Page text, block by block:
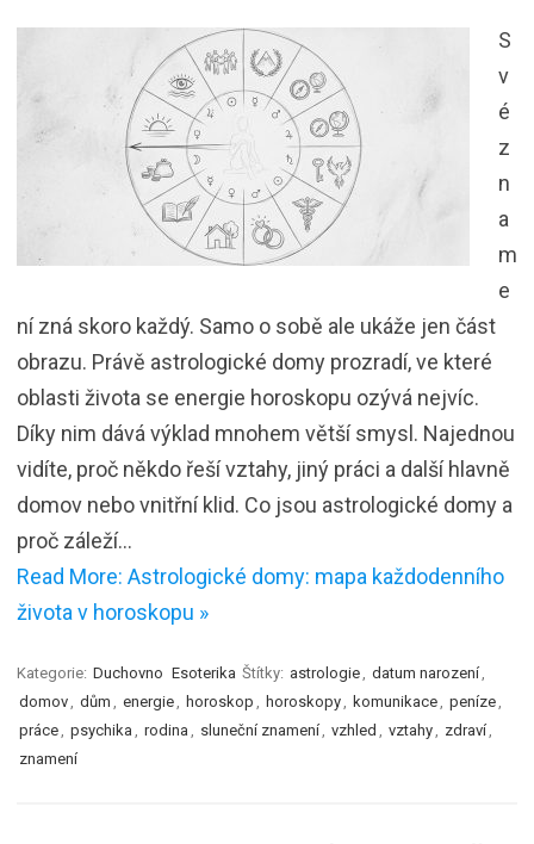
S
v
é
z
n
a
m
e
ní zná skoro každý. Samo o sobě ale ukáže jen část
obrazu. Právě astrologické domy prozradí, ve které
oblasti života se energie horoskopu ozývá nejvíc.
Díky nim dává výklad mnohem větší smysl. Najednou
vidíte, proč někdo řeší vztahy, jiný práci a další hlavně
domov nebo vnitřní klid. Co jsou astrologické domy a
proč záleží…
Read More: Astrologické domy: mapa každodenního
života v horoskopu »
Kategorie: Duchovno Esoterika Štítky: astrologie datum narození
domov
dům energie horoskop horoskopy komunikace peníze
práce
psychika rodina sluneční znamení vzhled vztahy zdraví
znamení